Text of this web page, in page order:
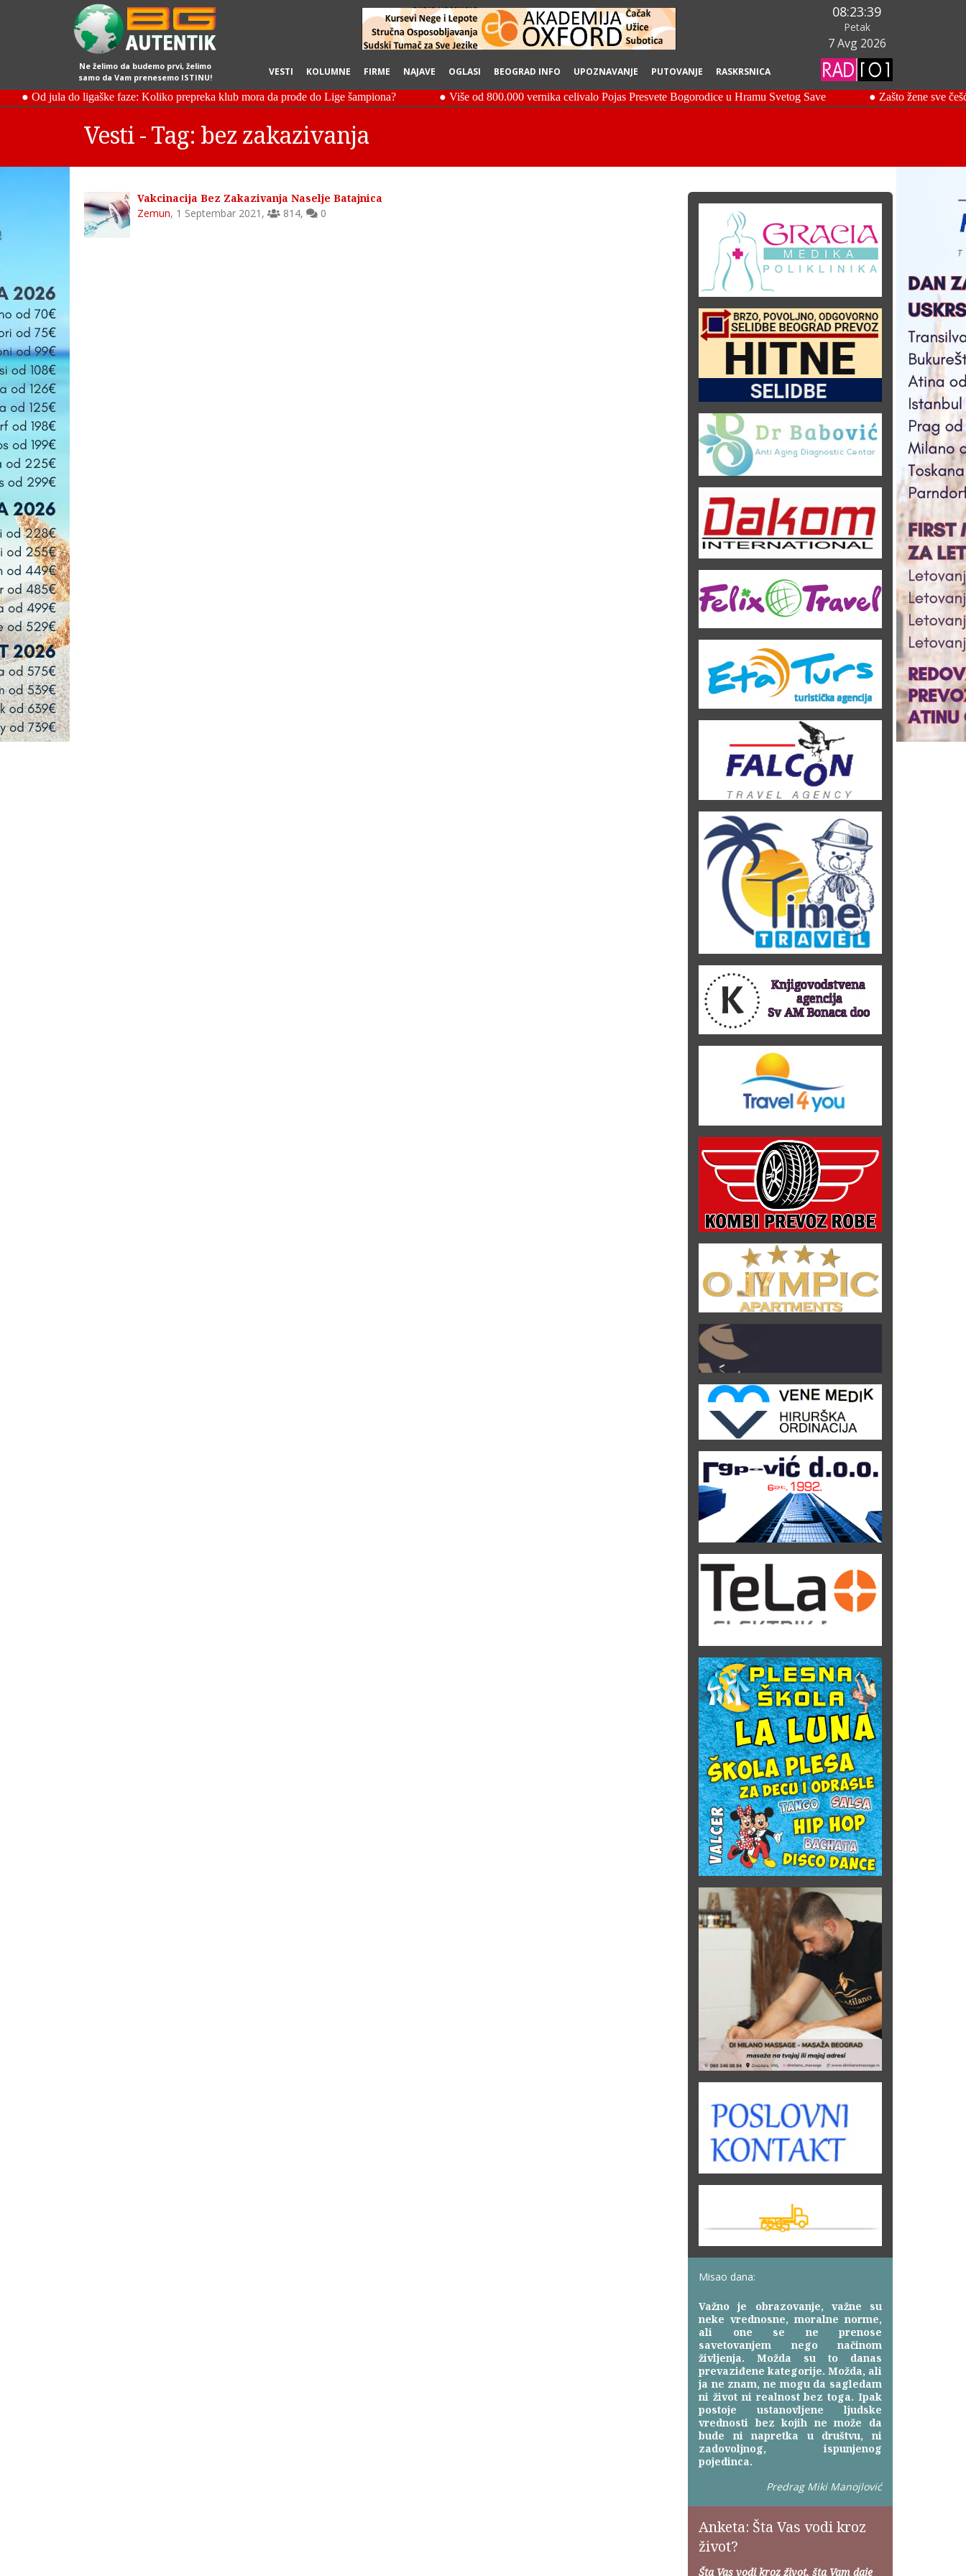
Ne želimo da budemo prvi, želimo
samo da Vam prenesemo ISTINU!
VESTI KOLUMNE FIRME NAJAVE OGLASI BEOGRAD INFO UPOZNAVANJE PUTOVANJE RASKRSNICA
08:23:41
Petak
7 Avg 2026
Vesti - Tag: bez zakazivanja
Vakcinacija Bez Zakazivanja Naselje Batajnica
Zemun, 1 Septembar 2021 , 814, 0
Misao dana:
Važno je obrazovanje, važne su
neke vrednosne, moralne norme,
ali one se ne prenose
savetovanjem nego načinom
življenja. Možda su to danas
prevaziđene kategorije. Možda, ali
ja ne znam, ne mogu da sagledam
ni život ni realnost bez toga. Ipak
postoje ustanovljene ljudske
vrednosti bez kojih ne može da
bude ni napretka u društvu, ni
zadovoljnog, ispunjenog
pojedinca.
Predrag Miki Manojlović
Anketa: Šta Vas vodi kroz
život?
Šta Vas vodi kroz život, šta Vam daje